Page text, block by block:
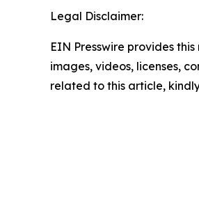
Legal Disclaimer:
EIN Presswire provides
images, videos, licenses,
related to this article,